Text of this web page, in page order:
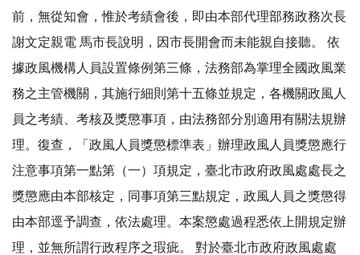
前，無從知會，惟於考績會後，即由本部代理部務政務次長
謝文定親電 馬市長說明，因市長開會而未能親自接聽。 依
據政風機構人員設置條例第三條，法務部為掌理全國政風業
務之主管機關，其施行細則第十五條並規定，各機關政風人
員之考績、考核及獎懲事項，由法務部分別適用有關法規辦
理。復查，「政風人員獎懲標準表」辦理政風人員獎懲應行
注意事項第一點第（一）項規定，臺北市政府政風處處長之
獎懲應由本部核定，同事項第三點規定，政風人員之獎懲得
由本部逕予調查，依法處理。本案懲處過程悉依上開規定辦
理，並無所謂行政程序之瑕疵。 對於臺北市政府政風處處